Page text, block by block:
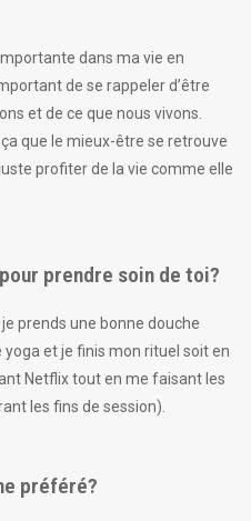
dans ma vie en
de se rappeler d’être
et de ce que nous vivons.
que le mieux-être se retrouve
profiter de la vie comme elle
prendre soin de toi?
prends une bonne douche
et je finis mon rituel soit en
Netflix tout en me faisant les
les fins de session).
préféré?